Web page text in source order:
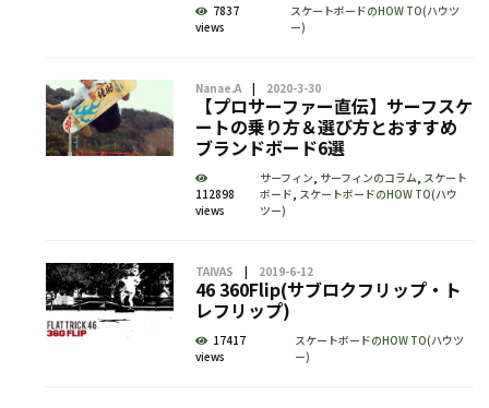
7837
views
スケートボードのHOW TO(ハウツ
ー)
Nanae.A 2020-3-30
【プロサーファー直伝】サーフスケ
ートの乗り方＆選び方とおすすめ
ブランドボード6選
112898
views
サーフィン, サーフィンのコラム, スケート
ボード, スケートボードのHOW TO(ハウ
ツー)
TAIVAS 2019-6-12
46 360Flip(サブロクフリップ・ト
レフリップ)
17417
views
スケートボードのHOW TO(ハウツ
ー)